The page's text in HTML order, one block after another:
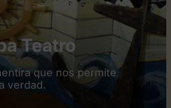
Teatro
que nos permite
verdad.